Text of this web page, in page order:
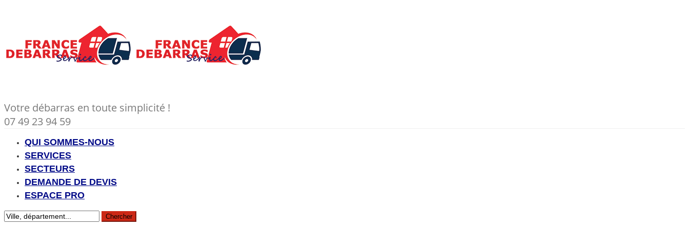
Votre débarras en toute simplicité !
07 49 23 94 59
QUI SOMMES-NOUS
SERVICES
SECTEURS
DEMANDE DE DEVIS
ESPACE PRO